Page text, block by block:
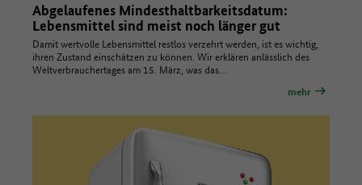
Abgelaufenes Mindesthaltbarkeitsdatum:
Lebensmittel sind meist noch länger gut
Damit wertvolle Lebensmittel restlos verzehrt werden, ist es wichtig,
ihren Zustand einschätzen zu können. Wir erklären anlässlich des
Weltverbrauchertages am 15. März, was das…
mehr